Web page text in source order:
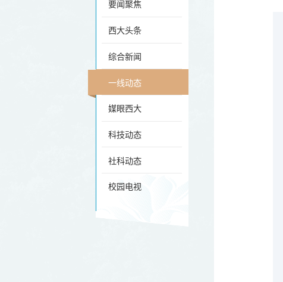
要闻聚焦
西大头条
综合新闻
一线动态
媒眼西大
科技动态
社科动态
校园电视